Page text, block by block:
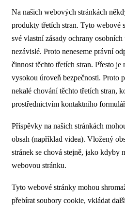
Na našich webových stránkách
produkty třetích stran. Tyto webové
své vlastní zásady ochrany osobních
nezávislé. Proto neneseme právní
činnost těchto třetích stran. Přesto je
vysokou úroveň bezpečnosti. Proto
nekalé chování těchto třetích stran,
prostřednictvím kontaktního
Příspěvky na našich stránkách
obsah (například videa). Vložený
stránek se chová stejně, jako kdyby
webovou stránku.
Tyto webové stránky mohou
přebírat soubory cookie, vkládat